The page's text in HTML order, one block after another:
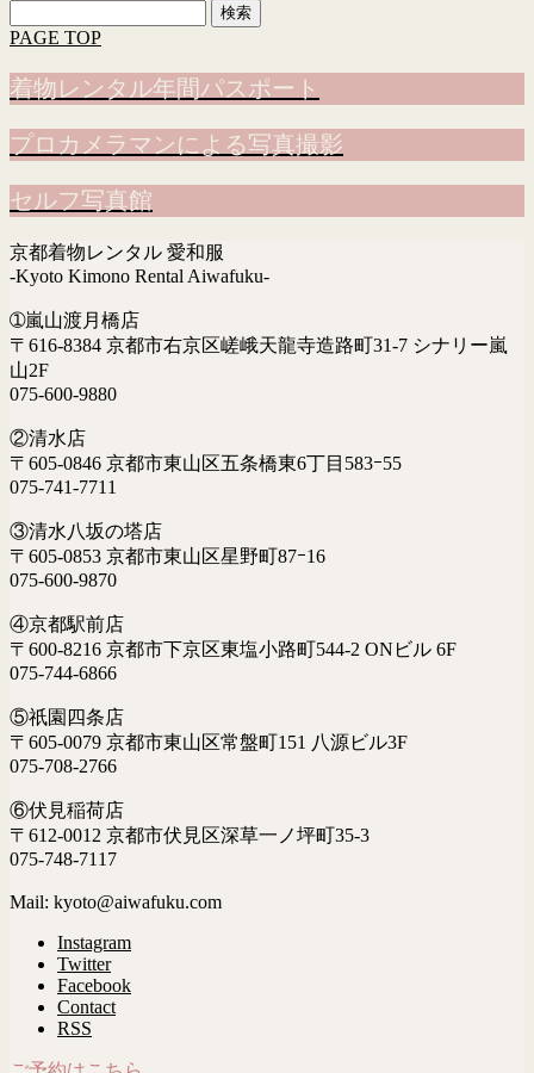
索:
PAGE TOP
着物レンタル年間パスポート
プロカメラマンによる写真撮影
セルフ写真館
京都着物レンタル 愛和服
-Kyoto Kimono Rental Aiwafuku-
➀嵐山渡月橋店
〒616-8384 京都市右京区嵯峨天龍寺造路町31-7 シナリー嵐
山2F
075-600-9880
②清水店
〒605-0846 京都市東山区五条橋東6丁目583ｰ55
075-741-7711
③清水八坂の塔店
〒605-0853 京都市東山区星野町87ｰ16
075-600-9870
④京都駅前店
〒600-8216 京都市下京区東塩小路町544-2 ONビル 6F
075-744-6866
⑤祇園四条店
〒605-0079 京都市東山区常盤町151 八源ビル3F
075-708-2766
⑥伏見稲荷店
〒612-0012 京都市伏見区深草一ノ坪町35-3
075-748-7117
Mail: kyoto@aiwafuku.com
Instagram
Twitter
Facebook
Contact
RSS